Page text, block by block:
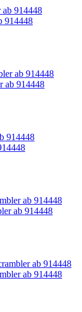
914448
ab 914448
ab 914448
ab 914448